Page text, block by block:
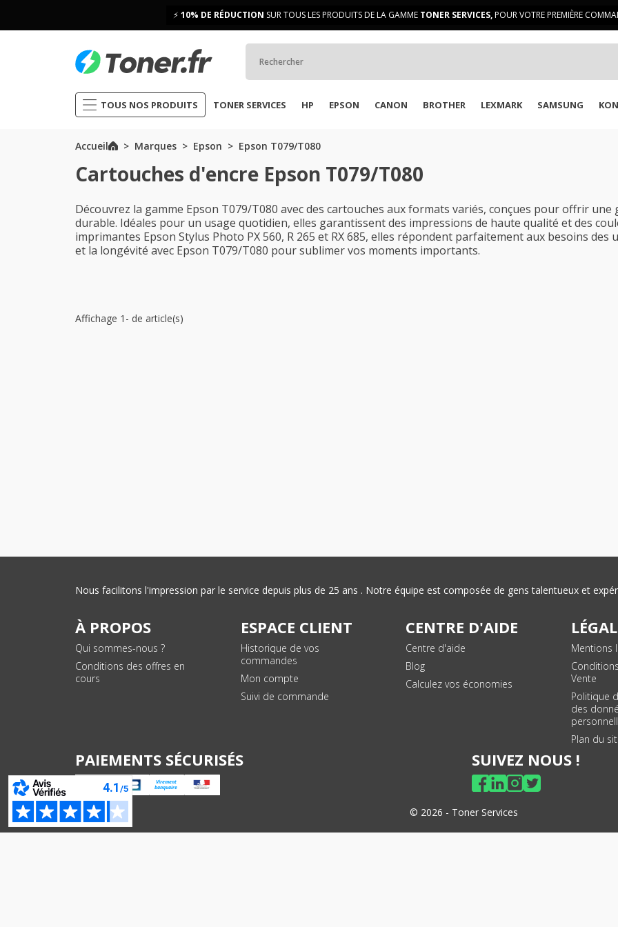
⚡ 10% DE RÉDUCTION SUR TOUS LES PRODUITS DE LA GAMME TONER SERVICES,POUR VOTRE PREMIÈRE
TOUS NOS PRODUITS TONER SERVICES HP EPSON CANON BROTHER LEXMARK SAMSUNG
Accueil Marques Epson Epson T079/T080
Cartouches d'encre Epson T079/T080
Découvrez la gamme Epson T079/T080 avec des cartouches aux formats variés, conçues pour offrir
durable. Idéales pour un usage quotidien, elles garantissent des impressions de haute qualité et des
imprimantes Epson Stylus Photo PX 560, R 265 et RX 685, elles répondent parfaitement aux besoins
et la longévité avec Epson T079/T080 pour sublimer vos moments importants.
Affichage 1- de article(s)
Nous facilitons l'impression par le service depuis plus de 25 ans . Notre équipe est composée de gens talentueux et
À PROPOS
Qui sommes-nous ?
Conditions des offres en
cours
ESPACE CLIENT
Historique de vos
commandes
Mon compte
Suivi de commande
CENTRE D'AIDE
Centre d'aide
Blog
Calculez vos économies
LÉGAL
Mentions
Vente
Politique
des
Plan du
PAIEMENTS SÉCURISÉS SUIVEZ NOUS !
© 2026 - Toner Services